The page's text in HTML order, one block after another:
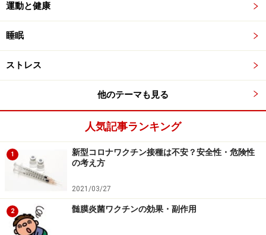
運動と健康
睡眠
ストレス
他のテーマも見る
人気記事ランキング
1
新型コロナワクチン接種は不安？安全性・危険性
の考え方
2021/03/27
2 髄膜炎菌ワクチンの効果・副作用